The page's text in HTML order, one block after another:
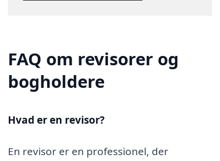
FAQ om revisorer og
bogholdere
Hvad er en revisor?
En revisor er en professionel, der